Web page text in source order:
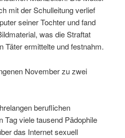
mit der Schulleitung verlief
seiner Tochter und fand
was die Straftat
Täter ermittelte und festnahm.
November zu zwei
beruflichen
Tag viele tausend Pädophile
das Internet sexuell